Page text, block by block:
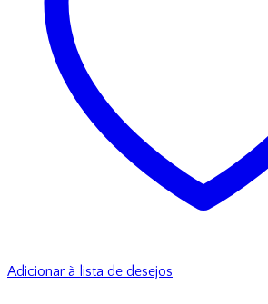
Adicionar à lista de desejos